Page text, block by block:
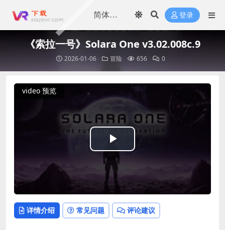
登录
《索拉一号》Solara One v3.02.008c.9
2026-01-06 冒险 656 0
video 预览
Play
Video
详情介绍 常见问题 评论建议